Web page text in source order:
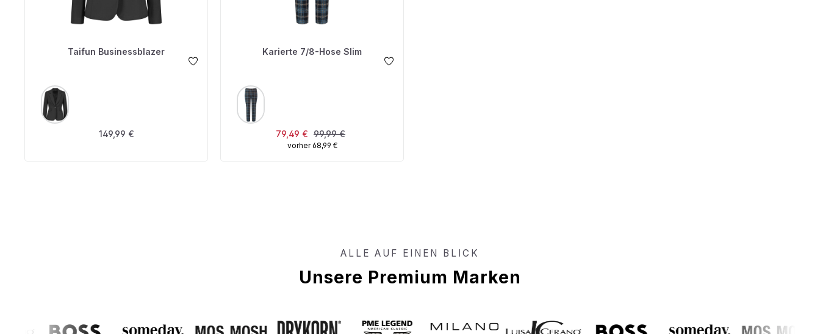
Taifun Businessblazer
FARBE
Regulärer Preis:
149,99 €
Karierte 7/8-Hose Slim
FARBE
Verkaufspreis:
79,49 € Regulärer Preis:
99,99 €
vorher 68,99 €
ALLE AUF EINEN BLICK
Unsere Premium Marken